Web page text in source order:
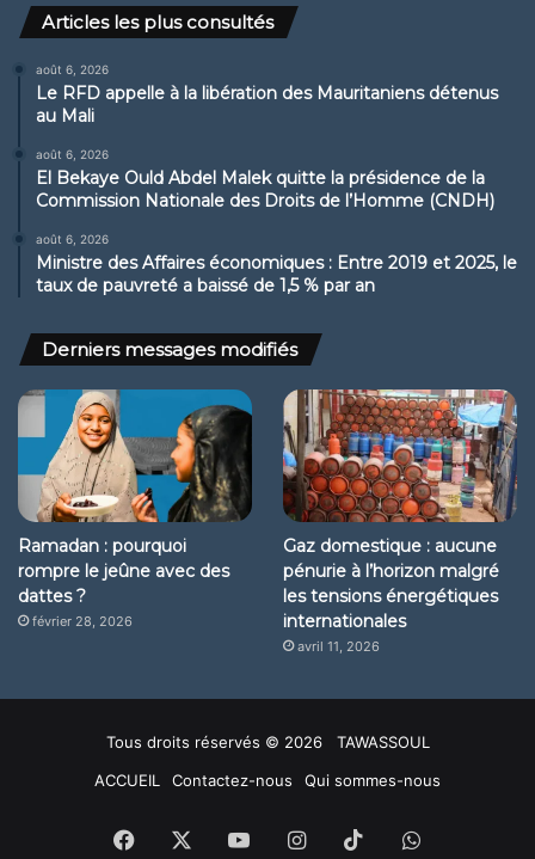
Articles les plus consultés
août 6, 2026
Le RFD appelle à la libération des Mauritaniens détenus
au Mali
août 6, 2026
El Bekaye Ould Abdel Malek quitte la présidence de la
Commission Nationale des Droits de l’Homme (CNDH)
août 6, 2026
Ministre des Affaires économiques : Entre 2019 et 2025, le
taux de pauvreté a baissé de 1,5 % par an
Derniers messages modifiés
Ramadan : pourquoi
rompre le jeûne avec des
dattes ?
février 28, 2026
Gaz domestique : aucune
pénurie à l’horizon malgré
les tensions énergétiques
internationales
avril 11, 2026
Tous droits réservés © 2026 TAWASSOUL
ACCUEIL
Contactez-nous Qui sommes-nous
Facebook YouTubeInstagram
TikTokWhatsApp